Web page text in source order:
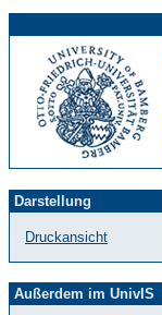
Darstellung
Druckansicht
Außerdem im UnivIS